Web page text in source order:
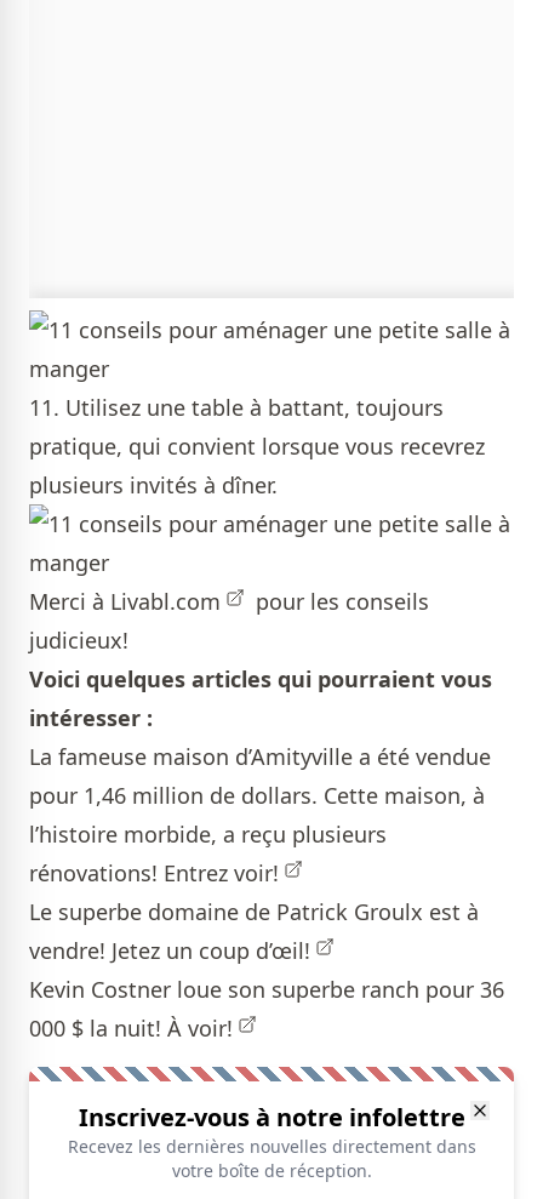
11. Utilisez une table à battant, toujours
pratique, qui convient lorsque vous recevrez
plusieurs invités à dîner.
Merci à Livabl.com
pour les conseils
judicieux!
Voici quelques articles qui pourraient vous
intéresser :
La fameuse maison d’Amityville a été vendue
pour 1,46 million de dollars. Cette maison, à
l’histoire morbide, a reçu plusieurs
rénovations! Entrez voir!
Le superbe domaine de Patrick Groulx est à
vendre! Jetez un coup d’œil!
Kevin Costner loue son superbe ranch pour 36
000 $ la nuit! À voir!
Inscrivez-vous à notre infolettre
Recevez les dernières nouvelles directement dans
votre boîte de réception.